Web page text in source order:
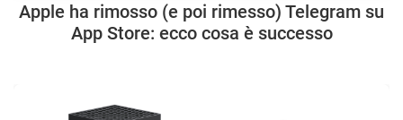
Apple ha rimosso (e poi rimesso) Telegram su
App Store: ecco cosa è successo